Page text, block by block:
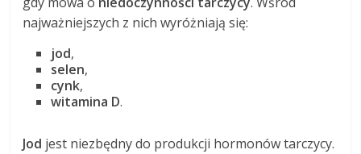
najważniejszych z nich wyróżniają się:
jod,
selen,
cynk,
witamina D.
Jod jest niezbędny do produkcji hormonów tarczycy.